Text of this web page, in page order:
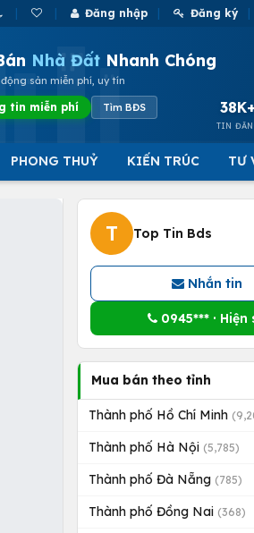
Đăng nhập Đăng ký
Nhà Đất Nhanh Chóng
sản miễn phí, uy tín
tin miễn phí Tìm BĐS 38K+
TIN
PHONG THUỶ KIẾN TRÚC TƯ
T Top Tin Bds
Nhắn tin
0945*** · Hiện
Mua bán theo tỉnh
Thành phố Hồ Chí Minh
Thành phố Hà Nội (5,785)
Thành phố Đà Nẵng (785)
Thành phố Đồng Nai (368)